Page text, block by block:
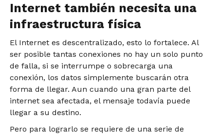
Internet también necesita una
infraestructura física
El Internet es descentralizado, esto lo fortalece. Al
ser posible tantas conexiones no hay un solo punto
de falla, si se interrumpe o sobrecarga una
conexión, los datos simplemente buscarán otra
forma de llegar. Aun cuando una gran parte del
internet sea afectada, el mensaje todavía puede
llegar a su destino.
Pero para lograrlo se requiere de una serie de